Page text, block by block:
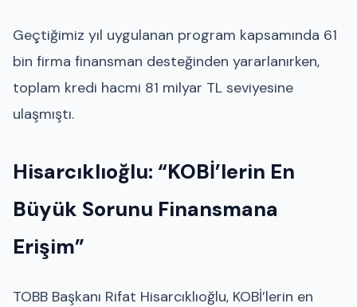
Geçtiğimiz yıl uygulanan program kapsamında 61
bin firma finansman desteğinden yararlanırken,
toplam kredi hacmi 81 milyar TL seviyesine
ulaşmıştı.
Hisarcıklıoğlu: “KOBİ’lerin En
Büyük Sorunu Finansmana
Erişim”
TOBB Başkanı Rifat Hisarcıklıoğlu, KOBİ’lerin en